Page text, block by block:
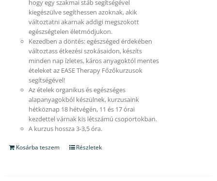
hogy egy szakmai stáb segítségével
kiegészülve segíthessen azoknak, akik
változtatni akarnak addigi megszokott
egészségtelen életmódjukon.
Kezedben a döntés: egészséged érdekében
változtass étkezési szokásaidon, készíts
minden nap ízletes, káros anyagoktól mentes
ételeket az EASE Therapy Főzőkurzusok
segítségével!
Az ételek organikus és egészséges
alapanyagokból készülnek, kurzusaink
hétköznap 18 hétvégén, 11 és 17 órai
kezdettel várnak kis létszámú csoportokban.
A kurzus hossza 3-3,5 óra.
Kosárba teszem Részletek